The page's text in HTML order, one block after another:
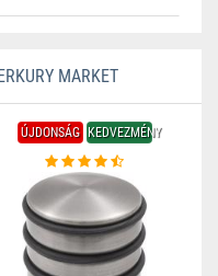
MARKET
ÚJDONSÁG KEDVEZMÉNY